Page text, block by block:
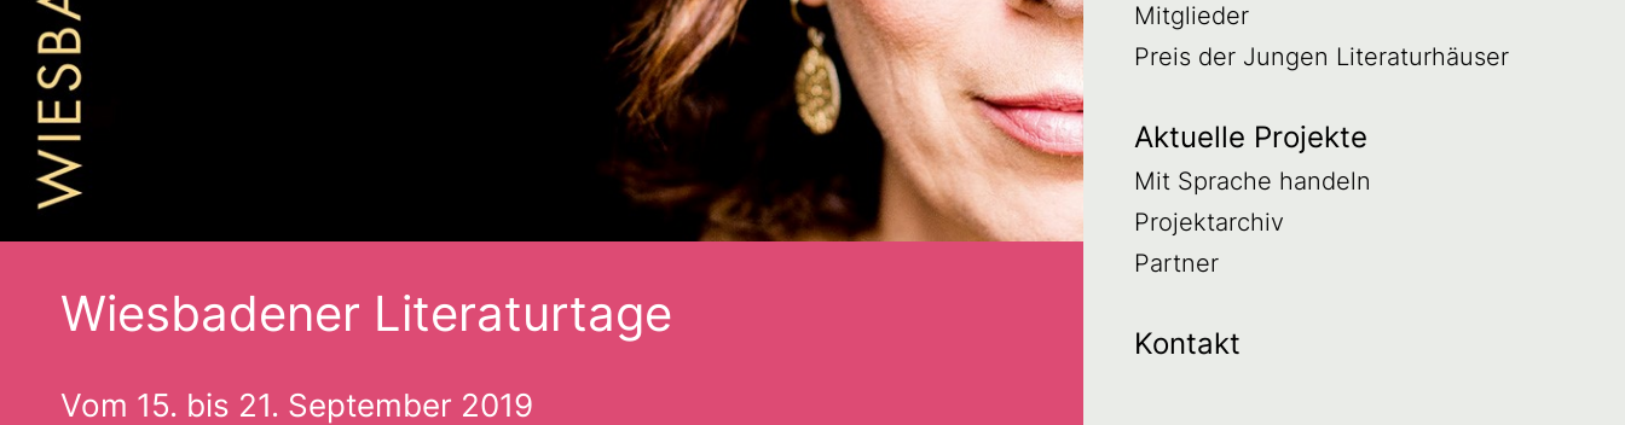
Wiesbadener Literaturtage
Vom 15. bis 21. September 2019
Mitglieder
Preis der Jungen Literaturhäuser
Aktuelle Projekte
Mit Sprache handeln
Projektarchiv
Partner
Kontakt